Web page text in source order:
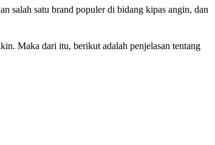
salah satu brand populer di bidang kipas angin, dan
Maka dari itu, berikut adalah penjelasan tentang